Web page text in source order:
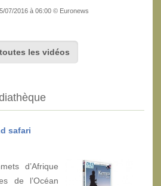
07/2016 à 06:00 © Euronews
les vidéos
safari
d’Afrique
de l’Océan